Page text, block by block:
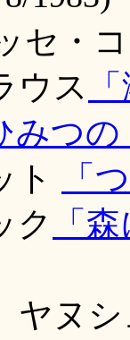
セ・
ウス
みつ
ト
「
ク
「
ヤヌ